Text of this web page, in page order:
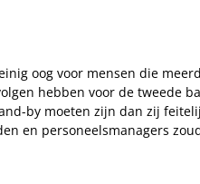
oog voor mensen die
hebben voor de tweede
by moeten zijn dan zij
en personeelsmanagers